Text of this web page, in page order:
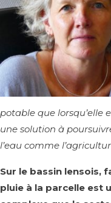
potable que lorsqu’elle
une solution à
l’eau comme
Sur le bassin lensois,
pluie à la parcelle est